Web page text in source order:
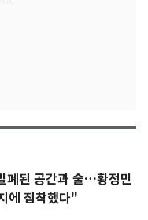
폐된 공간과 술…황정민
에 집착했다"